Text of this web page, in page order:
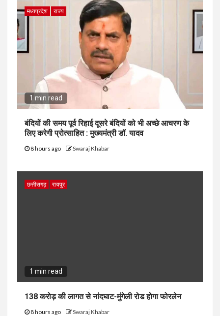
मध्यप्रदेश राज्य
1 min read
बंदियों की समय पूर्व रिहाई दूसरे बंदियों को भी अच्छे आचरण के
लिए करेगी प्रोत्साहित : मुख्यमंत्री डॉ. यादव
8 hours ago Swaraj Khabar
छत्तीसगढ़ रायपुर
1 min read
138 करोड़ की लागत से नांदघाट-मुंगेली रोड होगा फोरलेन
8 hours ago Swaraj Khabar